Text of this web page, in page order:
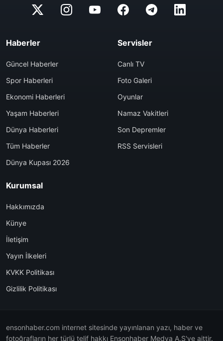
Haberler
Güncel Haberler
Spor Haberleri
Ekonomi Haberleri
Yaşam Haberleri
Dünya Haberleri
Tüm Haberler
Dünya Kupası 2026
Servisler
Canlı TV
Foto Galeri
Oyunlar
Namaz Vakitleri
Son Depremler
RSS Servisleri
Kurumsal
Hakkımızda
Künye
İletişim
Yayın İlkeleri
KVKK Politikası
Gizlilik Politikası
ensonhaber.com internet sitesinde yayınlanan yazı, haber ve
fotoğrafların her türlü telif hakkı Ensonhaber Medya A.Ş'ye aittir.